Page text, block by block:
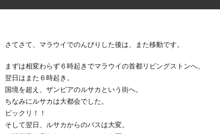
さてさて、マラウイでのんびりした後は、また移動です。
まずは相変わらず６時起きでマラウイの首都リビングストンへ。
翌日はまた６時起き。
国境を超え、ザンビアのルサカという街へ。
ちなみにルサカは大都会でした。
ビックリ！！
そして翌日、ルサカからのバスは大変。